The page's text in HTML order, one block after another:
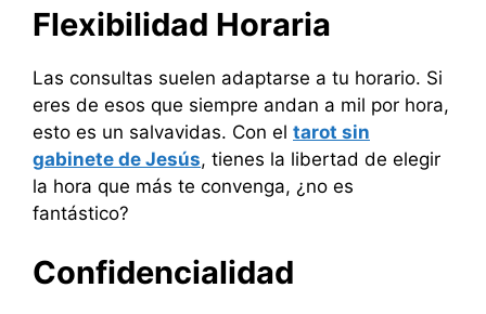
Flexibilidad Horaria
Las consultas suelen adaptarse a tu horario. Si
eres de esos que siempre andan a mil por hora,
esto es un salvavidas. Con el tarot sin
gabinete de Jesús, tienes la libertad de elegir
la hora que más te convenga, ¿no es
fantástico?
Confidencialidad